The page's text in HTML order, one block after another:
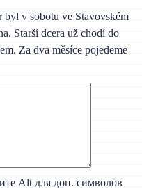
v sobotu ve Stavovském
Starší dcera už chodí do
Za dva měsíce pojedeme